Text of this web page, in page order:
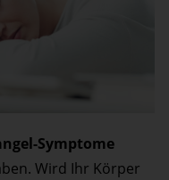
Symptome
Wird Ihr Körper